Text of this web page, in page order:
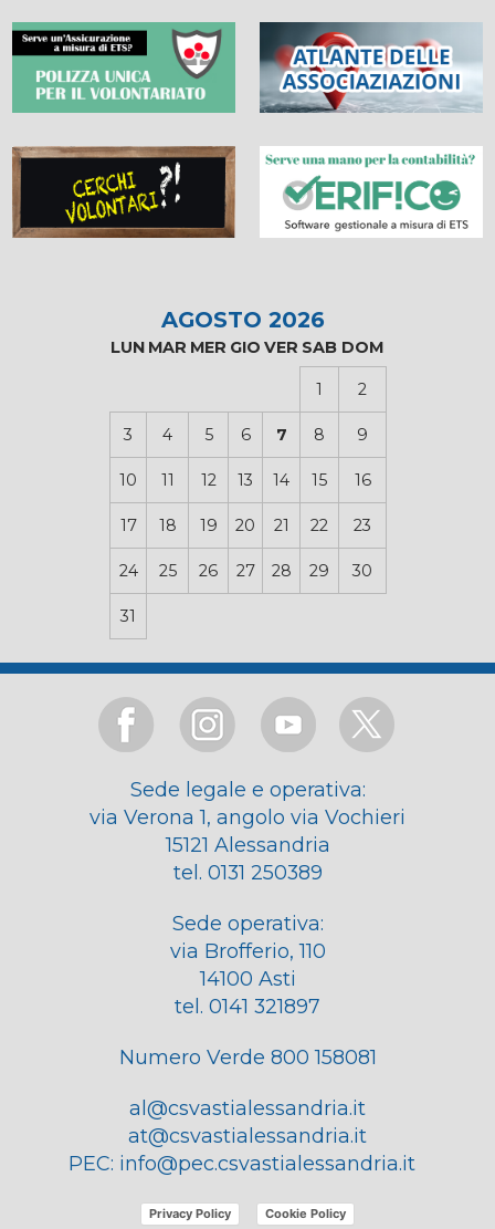
AGOSTO 2026
LUN MAR MER GIO VER SAB DOM
1 2
3 4 5 6 7 8 9
10 11 12 13 14 15 16
17 18 19 20 21 22 23
24 25 26 27 28 29 30
31
Sede legale e operativa:
via Verona 1, angolo via Vochieri
15121 Alessandria
tel. 0131 250389
Sede operativa:
via Brofferio, 110
14100 Asti
tel. 0141 321897
Numero Verde 800 158081
al@csvastialessandria.it
at@csvastialessandria.it
PEC: info@pec.csvastialessandria.it
Privacy Policy Cookie Policy